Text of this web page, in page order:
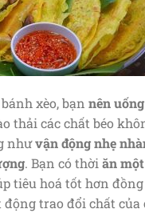
xèo, bạn nên
thải các chất béo
nhưvận động nhẹ
. Bạn có thời ăn
tiêu hoá tốt hơn
trao đổi chất của